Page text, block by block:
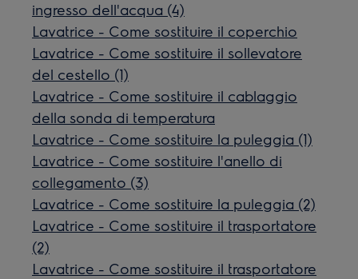
ingresso dell'acqua (4)
Lavatrice - Come sostituire il coperchio
Lavatrice - Come sostituire il sollevatore
del cestello (1)
Lavatrice - Come sostituire il cablaggio
della sonda di temperatura
Lavatrice - Come sostituire la puleggia (1)
Lavatrice - Come sostituire l'anello di
collegamento (3)
Lavatrice - Come sostituire la puleggia (2)
Lavatrice - Come sostituire il trasportatore
(2)
Lavatrice - Come sostituire il trasportatore